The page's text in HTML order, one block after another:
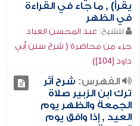
يقرأ) , ما جاء في القراءة
في الظهر
للشيخ: عبد المحسن العباد
جزء من محاضرة ( شرح سنن أبي
داود [104])
الفهرس: شرح أثر
ترك ابن الزبير صلاة
الجمعة والظهر يوم
العيد , إذا وافق يوم